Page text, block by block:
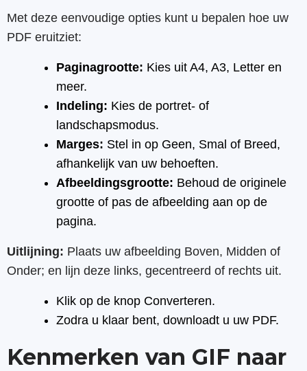
Met deze eenvoudige opties kunt u bepalen hoe uw
PDF eruitziet:
Paginagrootte: Kies uit A4, A3, Letter en
meer.
Indeling: Kies de portret- of
landschapsmodus.
Marges: Stel in op Geen, Smal of Breed,
afhankelijk van uw behoeften.
Afbeeldingsgrootte: Behoud de originele
grootte of pas de afbeelding aan op de
pagina.
Uitlijning: Plaats uw afbeelding Boven, Midden of
Onder; en lijn deze links, gecentreerd of rechts uit.
Klik op de knop Converteren.
Zodra u klaar bent, downloadt u uw PDF.
Kenmerken van GIF naar